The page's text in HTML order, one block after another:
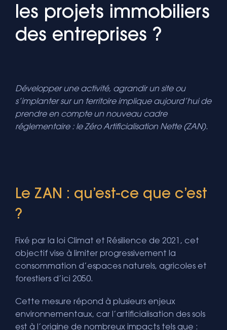
les projets immobiliers
des entreprises ?
Développer une activité, agrandir un site ou
s’implanter sur un territoire implique aujourd’hui de
prendre en compte un nouveau cadre
réglementaire : le Zéro Artificialisation Nette (ZAN).
Le ZAN : qu’est-ce que c’est
?
Fixé par la loi Climat et Résilience de 2021, cet
objectif vise à limiter progressivement la
consommation d’espaces naturels, agricoles et
forestiers d’ici 2050.
Cette mesure répond à plusieurs enjeux
environnementaux, car l’artificialisation des sols
est à l’origine de nombreux impacts tels que :